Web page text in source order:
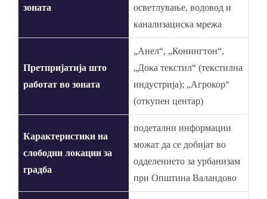
зоната
осветлување, водовод и
канализациска мрежа
Претпријатија што
работат во зоната
„Анел“, „Конингтон“,
„Дока текстил“ (текстилна
индустрија); „Агрокор“
(откупен центар)
Карактеристики на
слободни локации за
градба
подетални информации
можат да се добијат во
одделението за урбанизам
при Општина Валандово